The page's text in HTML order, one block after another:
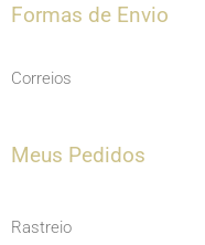
Formas de Envio
Correios
Meus Pedidos
Rastreio